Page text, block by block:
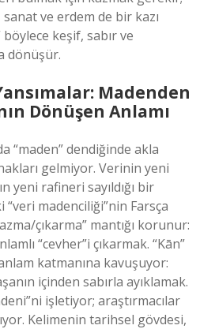
ve erdem de bir kazı
keşif, sabır ve
dönüşür.
Madenden
Dönüşen Anlamı
“maden” dendiğinde akla
gelmiyor. Verinin yeni
yeni rafineri sayıldığı bir
“veri madenciliği”nin Farsça
çıkarma” mantığı korunur:
“cevher”i çıkarmak. “Kān”
katmanına kavuşuyor:
içinden sabırla ayıklamak.
işletiyor; araştırmacılar
Kelimenin tarihsel gövdesi,